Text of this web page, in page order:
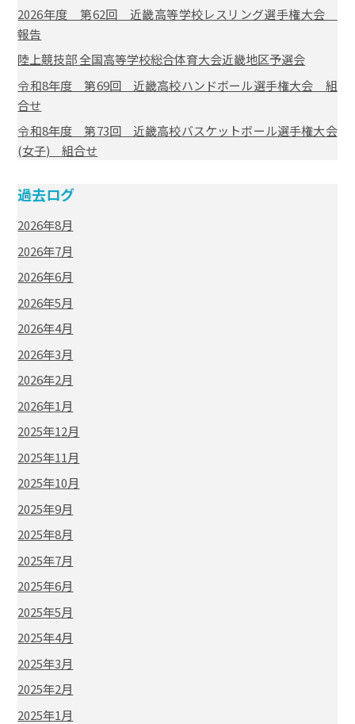
2026年度 第62回 近畿高等学校レスリング選手権大会
報告
陸上競技部 全国高等学校総合体育大会近畿地区予選会
令和8年度 第69回 近畿高校ハンドボール選手権大会 組
合せ
令和8年度 第73回 近畿高校バスケットボール選手権大会
(女子) 組合せ
過去ログ
2026年8月
2026年7月
2026年6月
2026年5月
2026年4月
2026年3月
2026年2月
2026年1月
2025年12月
2025年11月
2025年10月
2025年9月
2025年8月
2025年7月
2025年6月
2025年5月
2025年4月
2025年3月
2025年2月
2025年1月